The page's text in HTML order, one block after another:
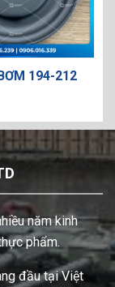
194-212
năm kinh
phẩm.
đầu tại Việt